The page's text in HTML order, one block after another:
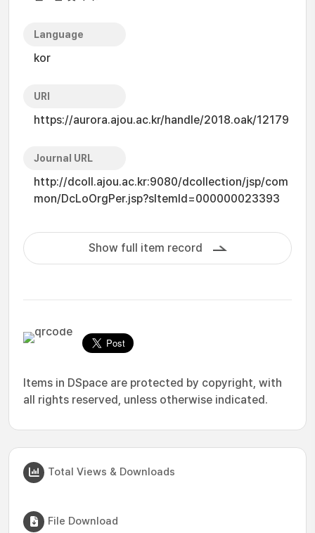
Language
kor
URI
https://aurora.ajou.ac.kr/handle/2018.oak/12179
Journal URL
http://dcoll.ajou.ac.kr:9080/dcollection/jsp/com
mon/DcLoOrgPer.jsp?sItemId=000000023393
Show full item record
Items in DSpace are protected by copyright, with
all rights reserved, unless otherwise indicated.
Total Views & Downloads
File Download